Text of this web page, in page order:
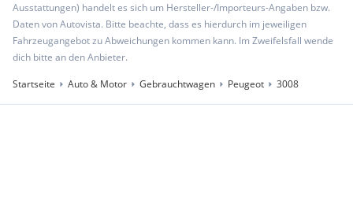
Ausstattungen) handelt es sich um Hersteller-/Importeurs-Angaben bzw.
Daten von Autovista. Bitte beachte, dass es hierdurch im jeweiligen
Fahrzeugangebot zu Abweichungen kommen kann. Im Zweifelsfall wende
dich bitte an den Anbieter.
Startseite
Auto & Motor Gebrauchtwagen Peugeot 3008